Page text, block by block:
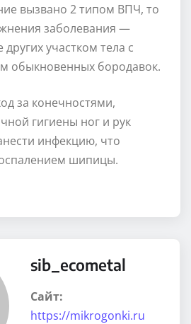
вызвано 2 типом ВПЧ, то
заболевания —
участком тела с
обыкновенных бородавок.
за конечностями,
гигиены ног и рук
инфекцию, что
шипицы.
sib_ecometal
Сайт:
https://mikrogonki.ru